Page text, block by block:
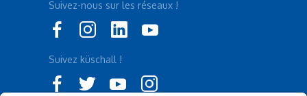
Suivez-nous sur les réseaux !
Suivez küschall !